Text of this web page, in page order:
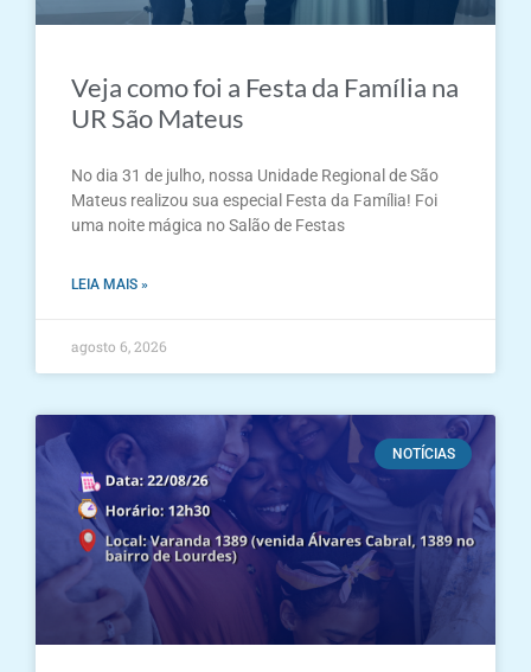
Veja como foi a Festa da Família na
UR São Mateus
No dia 31 de julho, nossa Unidade Regional de São
Mateus realizou sua especial Festa da Família! Foi
uma noite mágica no Salão de Festas
LEIA MAIS »
agosto 6, 2026
NOTÍCIAS